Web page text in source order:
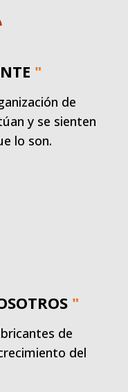
"
de
y se sienten
lo son.
"
de
del